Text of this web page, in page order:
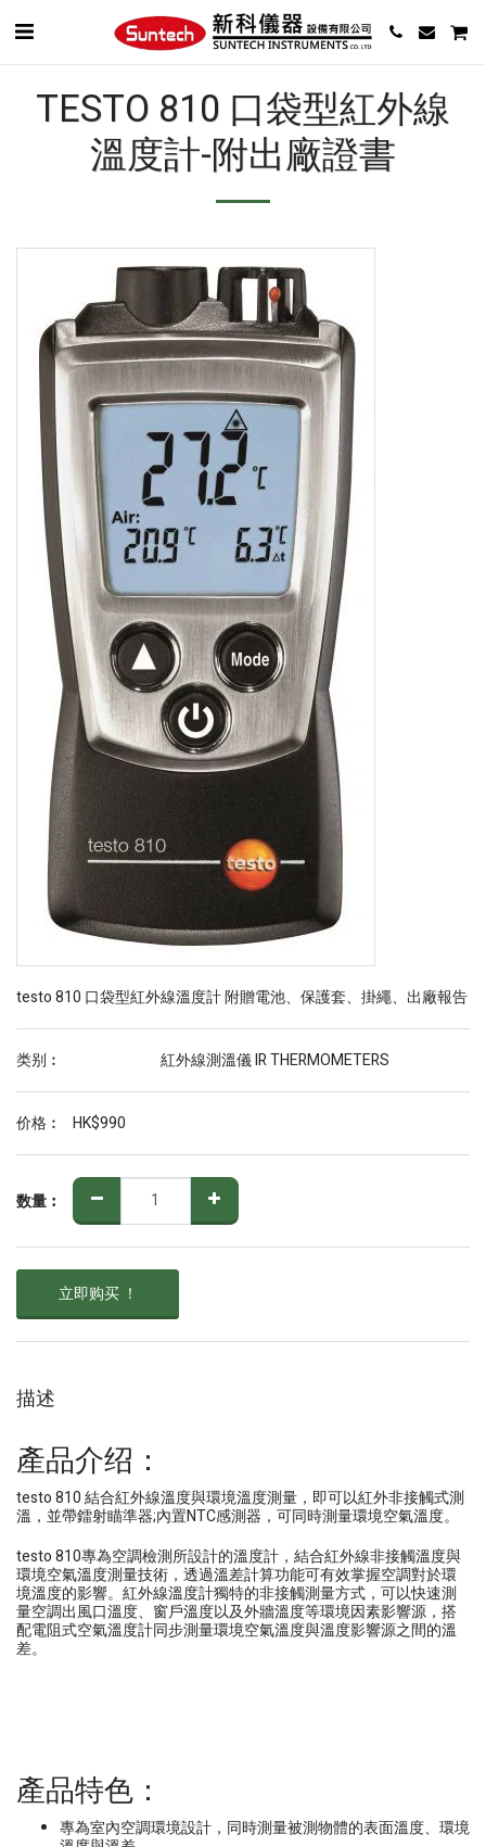
TESTO 810 口袋型紅外線
溫度計-附出廠證書
testo 810 口袋型紅外線溫度計 附贈電池、保護套、掛繩、出廠報告
类别︰ 紅外線測溫儀 IR THERMOMETERS
价格︰ HK$990
数量︰
立即购买 ！
描述
產品介绍：
testo 810 結合紅外線溫度與環境溫度測量，即可以紅外非接觸式測
溫，並帶鐳射瞄準器;內置NTC感測器，可同時測量環境空氣溫度。
testo 810專為空調檢測所設計的溫度計，結合紅外線非接觸溫度與
環境空氣溫度測量技術，透過溫差計算功能可有效掌握空調對於環
境溫度的影響。紅外線溫度計獨特的非接觸測量方式，可以快速測
量空調出風口溫度、窗戶溫度以及外牆溫度等環境因素影響源，搭
配電阻式空氣溫度計同步測量環境空氣溫度與溫度影響源之間的溫
差。
產品特色：
專為室內空調環境設計，同時測量被測物體的表面溫度、環境